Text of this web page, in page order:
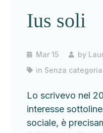
Ius soli
Mar 15 by
in Senza categoria
Lo scrivevo nel
interesse
sociale, è